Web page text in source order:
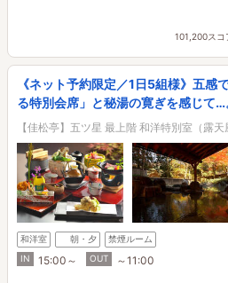
101,200スコ
《ネット予約限定／1日5組様》五感
る特別会席」と秘湯の寛ぎを感じて…
【佳松亭】五ツ星 最上階 和洋特別室（露
和洋室 朝・夕
禁煙ルーム
IN
15:00～ OUT ～11:00